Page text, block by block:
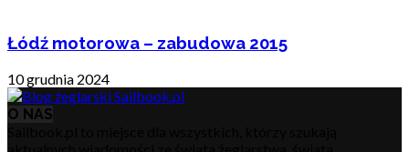
Łódź motorowa – zabudowa 2015
10 grudnia 2024
O NAS